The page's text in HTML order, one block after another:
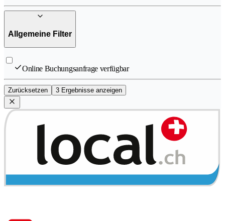
Allgemeine Filter
Online Buchungsanfrage verfügbar
Zurücksetzen 3 Ergebnisse anzeigen